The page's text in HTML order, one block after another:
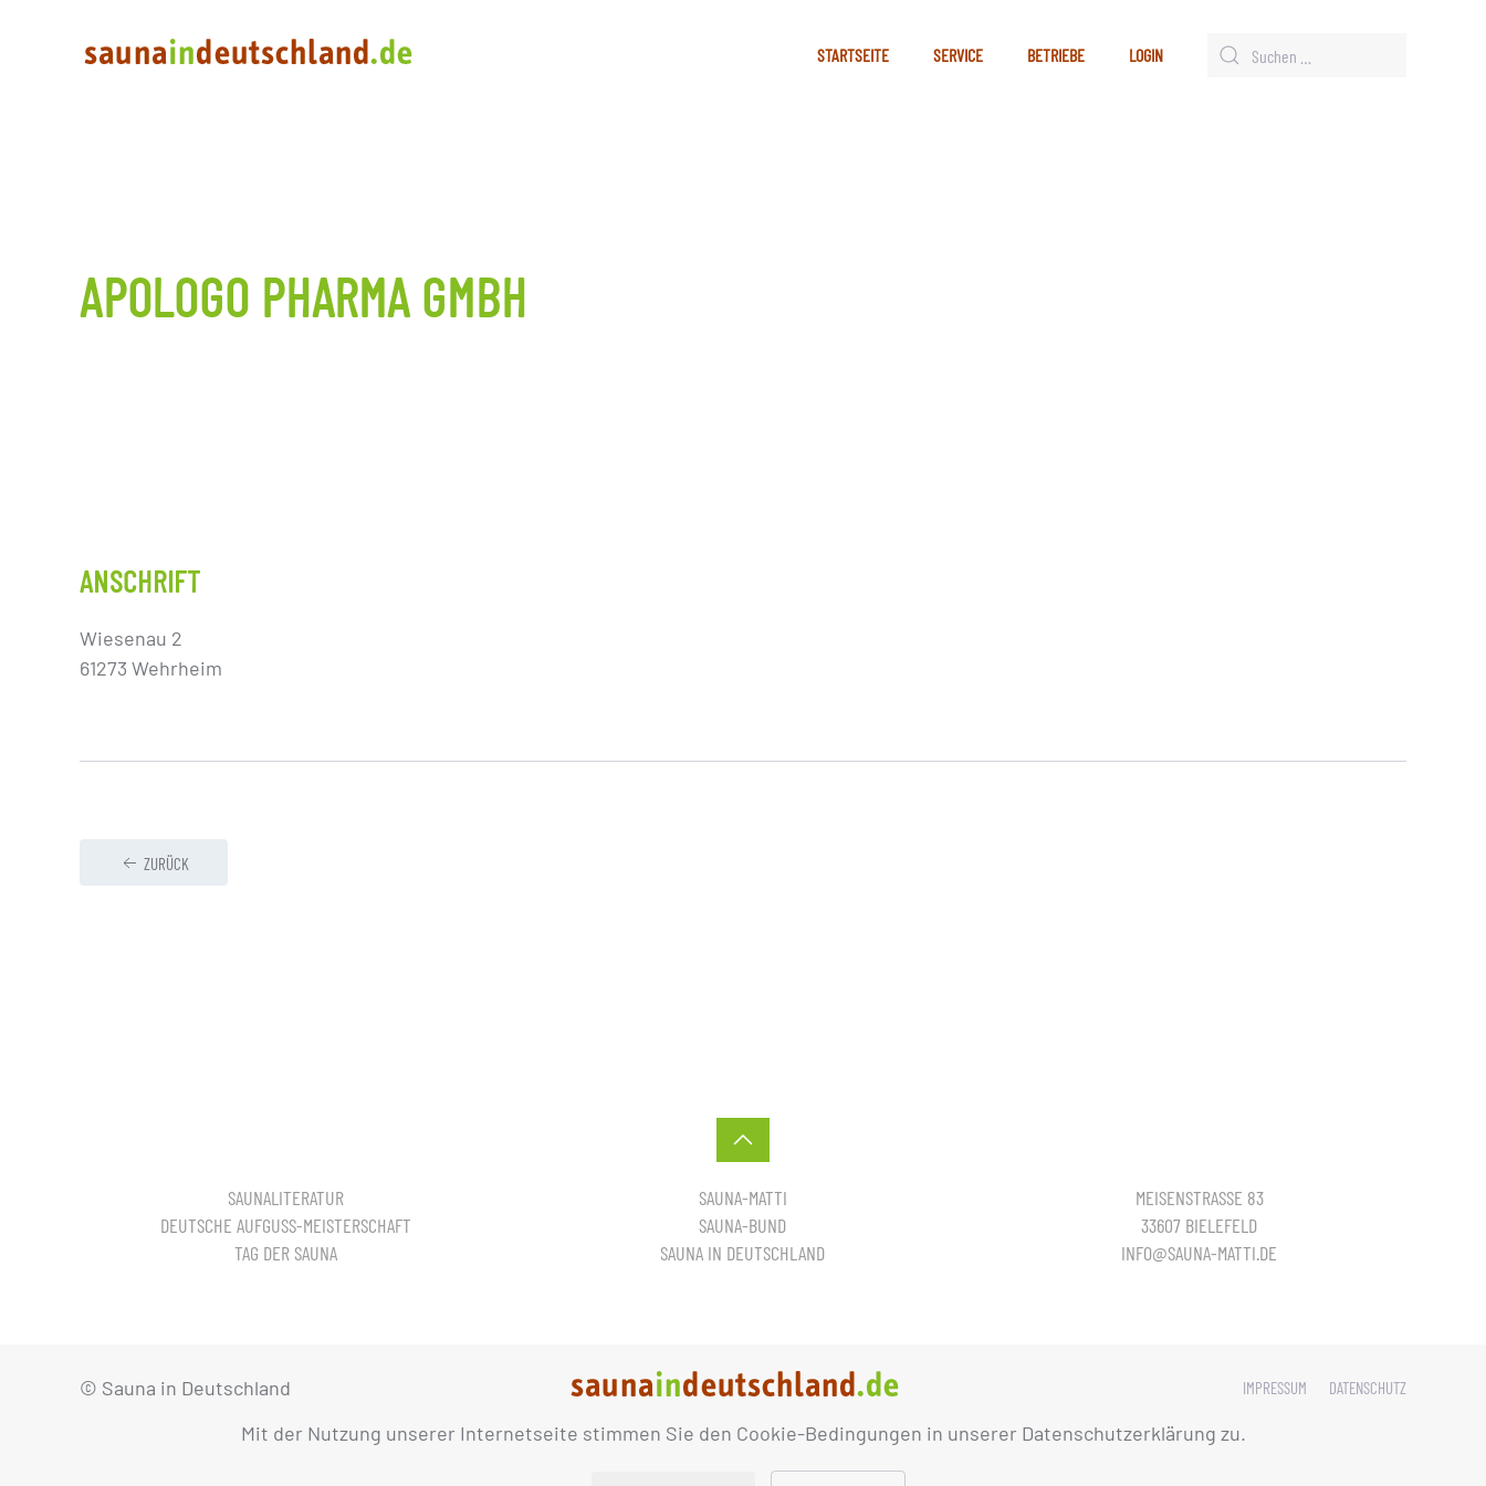
Mit der Nutzung unserer Internetseite stimmen Sie den Cookie-Bedingungen in unserer Datenschutzerklärung zu.
STARTSEITE SERVICE BETRIEBE LOGIN
APOLOGO PHARMA GMBH
ANSCHRIFT
Wiesenau 2
61273 Wehrheim
ZURÜCK
SAUNALITERATUR
DEUTSCHE AUFGUSS-MEISTERSCHAFT
TAG DER SAUNA
SAUNA-MATTI
SAUNA-BUND
SAUNA IN DEUTSCHLAND
MEISENSTRASSE 83
33607 BIELEFELD
INFO@SAUNA-MATTI.DE
© Sauna in Deutschland IMPRESSUM DATENSCHUTZ